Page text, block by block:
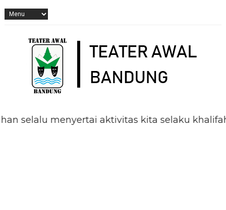
menyertai aktivitas kita selaku khalifah di